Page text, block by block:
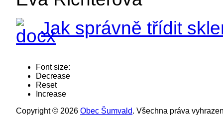
Jak správně třídit
Font size:
Decrease
Reset
Increase
Copyright © 2026Obec Šumvald. Všechna práva